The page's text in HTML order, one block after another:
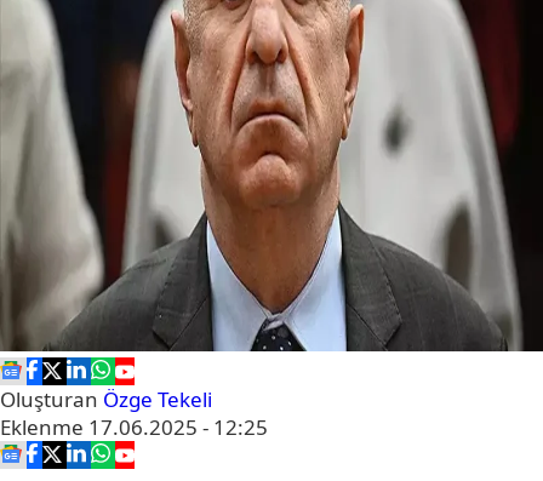
Oluşturan Özge Tekeli
Eklenme 17.06.2025 - 12:25